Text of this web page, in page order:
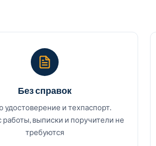
Без справок
удостоверение и техпаспорт.
работы, выписки и поручители не
требуются